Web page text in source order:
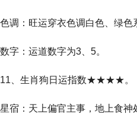
色调：旺运穿衣色调白色、绿色
数字：运道数字为3、5。
11、生肖狗日运指数★★★★。
星宿：天上偏官主事，地上食神